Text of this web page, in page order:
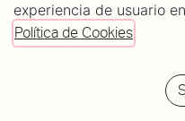
experiencia de usuario
Política de Cookies